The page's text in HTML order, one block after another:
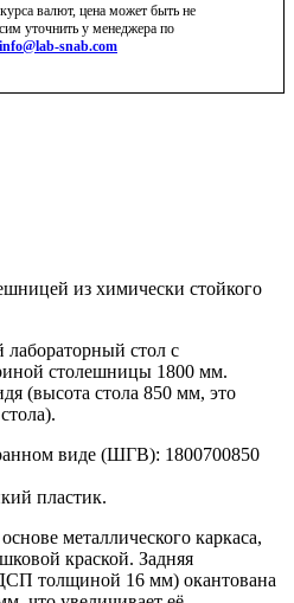
валют, цена может быть не
уточнить у менеджера по
info@lab-snab.com
из химически стойкого
стол с
столешницы 1800 мм.
(высота стола 850 мм, это
виде (ШГВ): 1800700850
пластик.
металлического каркаса,
краской. Задняя
толщиной 16 мм) окантована